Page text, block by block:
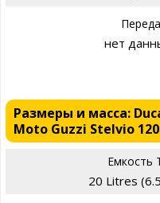
нет
Размеры и масса:
Moto Guzzi Stelvio
Емкость
20 Litres